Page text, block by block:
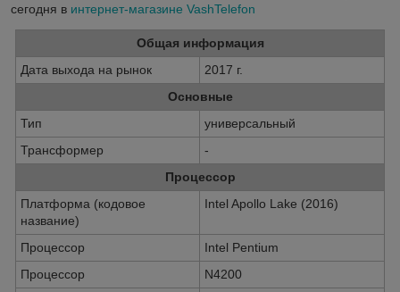
сегодня в интернет-магазине VashTelefon
Общая информация
Дата выхода на рынок
2017 г.
Основные
Тип
универсальный
Трансформер
-
Процессор
Платформа (кодовое
название)
Intel Apollo Lake (2016)
Процессор
Intel Pentium
Процессор
N4200